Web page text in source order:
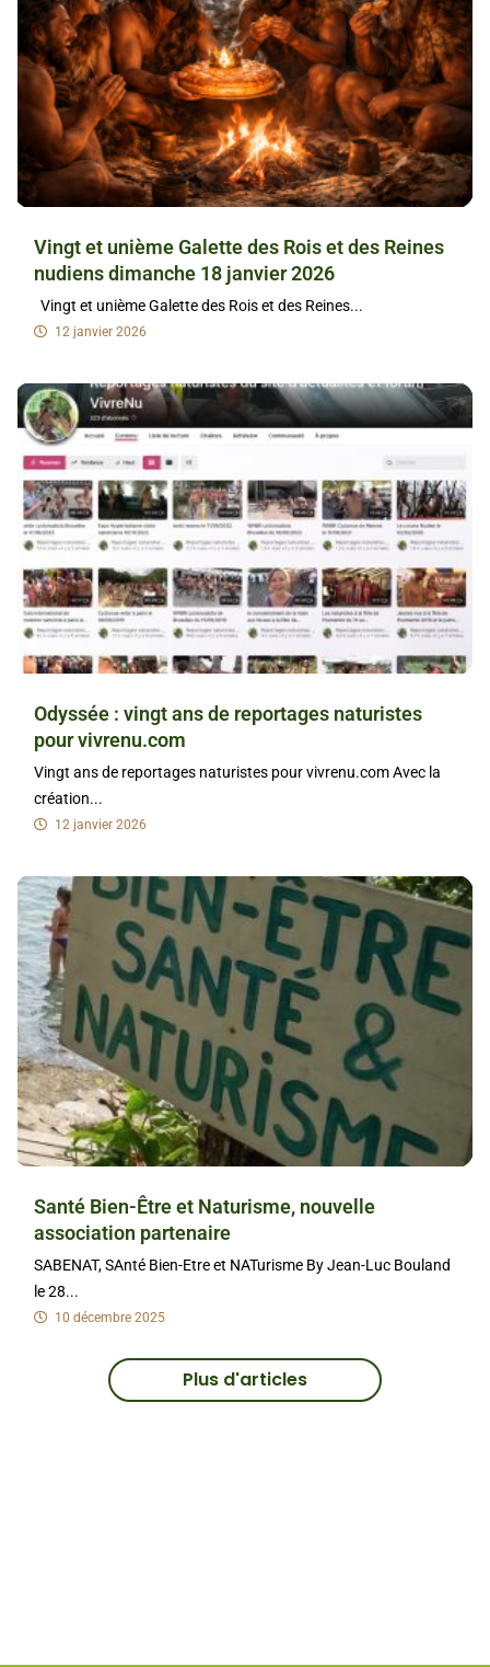
Vingt et unième Galette des Rois et des Reines
nudiens dimanche 18 janvier 2026
Vingt et unième Galette des Rois et des Reines...
12 janvier 2026
Odyssée : vingt ans de reportages naturistes
pour vivrenu.com
Vingt ans de reportages naturistes pour vivrenu.com Avec la
création...
12 janvier 2026
Santé Bien-Être et Naturisme, nouvelle
association partenaire
SABENAT, SAnté Bien-Etre et NATurisme By Jean-Luc Bouland
le 28...
10 décembre 2025
Plus d'articles